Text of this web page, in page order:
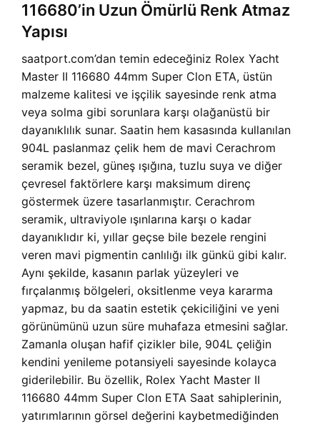
116680’in Uzun Ömürlü Renk Atmaz
Yapısı
saatport.com’dan temin edeceğiniz Rolex Yacht
Master II 116680 44mm Super Clon ETA, üstün
malzeme kalitesi ve işçilik sayesinde renk atma
veya solma gibi sorunlara karşı olağanüstü bir
dayanıklılık sunar. Saatin hem kasasında kullanılan
904L paslanmaz çelik hem de mavi Cerachrom
seramik bezel, güneş ışığına, tuzlu suya ve diğer
çevresel faktörlere karşı maksimum direnç
göstermek üzere tasarlanmıştır. Cerachrom
seramik, ultraviyole ışınlarına karşı o kadar
dayanıklıdır ki, yıllar geçse bile bezele rengini
veren mavi pigmentin canlılığı ilk günkü gibi kalır.
Aynı şekilde, kasanın parlak yüzeyleri ve
fırçalanmış bölgeleri, oksitlenme veya kararma
yapmaz, bu da saatin estetik çekiciliğini ve yeni
görünümünü uzun süre muhafaza etmesini sağlar.
Zamanla oluşan hafif çizikler bile, 904L çeliğin
kendini yenileme potansiyeli sayesinde kolayca
giderilebilir. Bu özellik, Rolex Yacht Master II
116680 44mm Super Clon ETA Saat sahiplerinin,
yatırımlarının görsel değerini kaybetmediğinden